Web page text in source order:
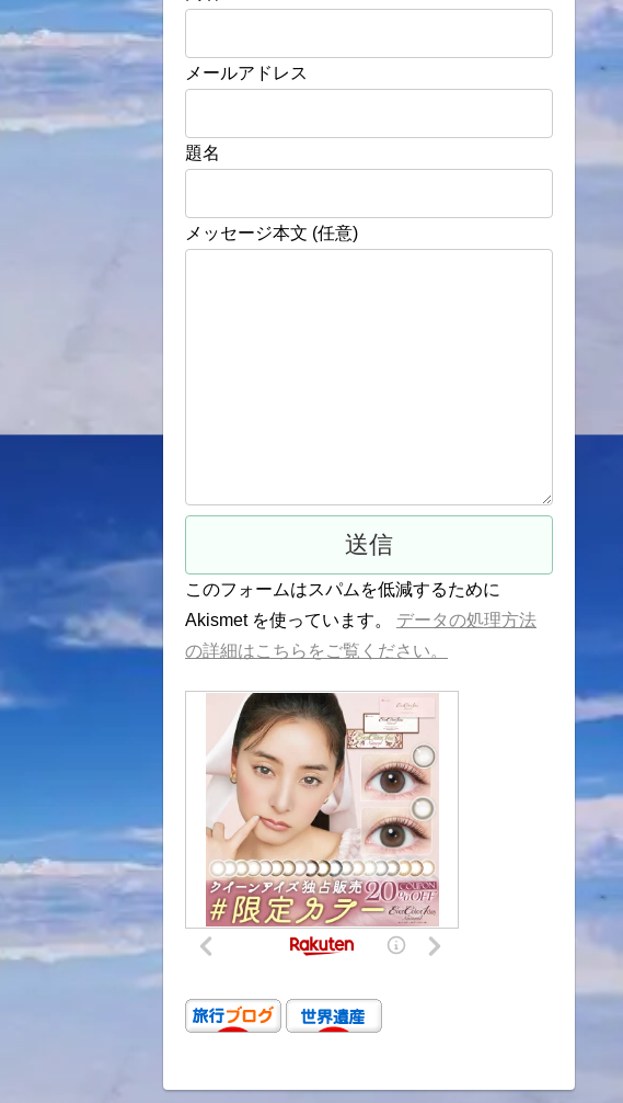
メールアドレス
題名
メッセージ本文 (任意)
このフォームはスパムを低減するために
Akismet を使っています。 データの処理方法
の詳細はこちらをご覧ください。